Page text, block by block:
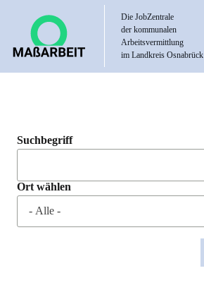
Die JobZentrale
der kommunalen
Arbeitsvermittlung
im Landkreis Osnabrück
Suchbegriff
Ort wählen